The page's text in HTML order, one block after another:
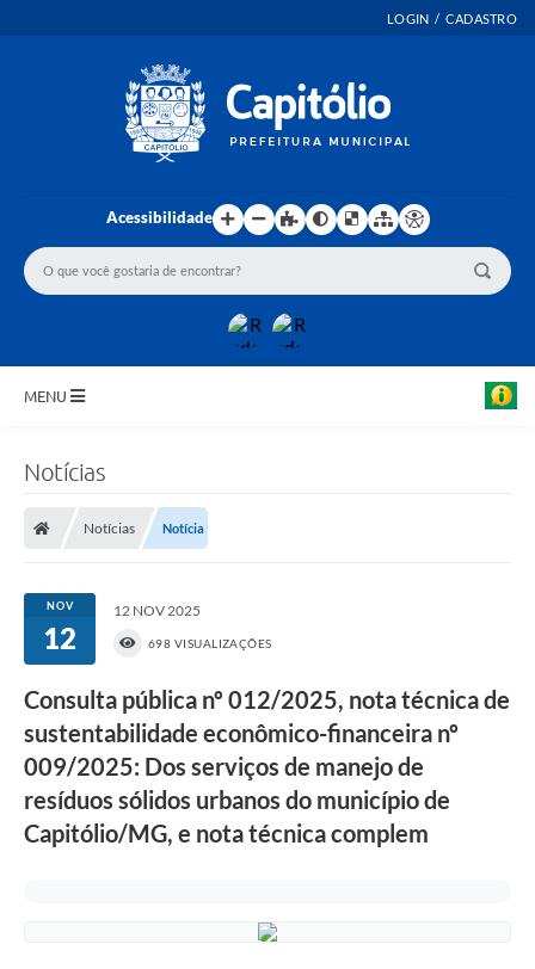
LOGIN / CADASTRO
Acessibilidade
MENU
NORMAS LEGAIS
Controle Interno
Transparência
Editais
Governança
A Nossa Cidade
Notícias
Notícias Notícia
NOV
12
12 NOV 2025
698 VISUALIZAÇÕES
Consulta pública nº 012/2025, nota técnica de
sustentabilidade econômico-financeira nº
009/2025: Dos serviços de manejo de
resíduos sólidos urbanos do município de
Capitólio/MG, e nota técnica complem